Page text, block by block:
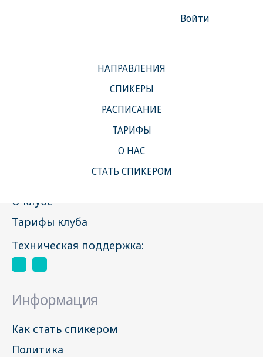
НАПРАВЛЕНИЯ
СПИКЕРЫ
РАСПИСАНИЕ
ТАРИФЫ
О НАС
СТАТЬ СПИКЕРОМ
Войти
О клубе
Тарифы клуба
Техническая поддержка:
Информация
Как стать спикером
Политика